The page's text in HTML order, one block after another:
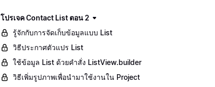
โปรเจค Contact List ตอน 2
รู้จักกับการจัดเก็บข้อมูลแบบ List
วิธีประกาศตัวแปร List
ใช้ข้อมูล List ด้วยคำสั่ง ListView.builder
วิธีเพิ่มรูปภาพเพื่อนำมาใช้งานใน Project